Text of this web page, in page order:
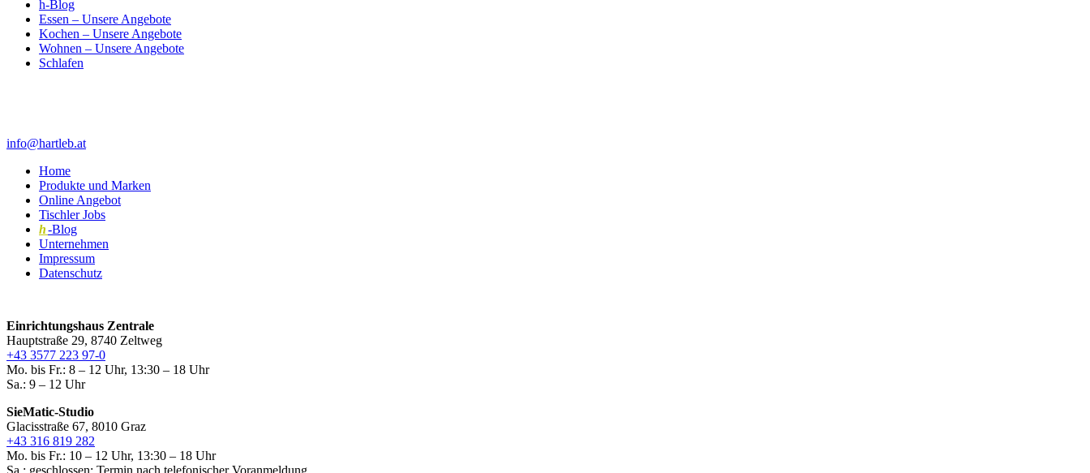
h-Blog
Essen – Unsere Angebote
Kochen – Unsere Angebote
Wohnen – Unsere Angebote
Schlafen
info@hartleb.at
Home
Produkte und Marken
Online Angebot
Tischler Jobs
h-Blog
Unternehmen
Impressum
Datenschutz
Einrichtungshaus Zentrale
Hauptstraße 29, 8740 Zeltweg
+43 3577 223 97-0
Mo. bis Fr.: 8 – 12 Uhr, 13:30 – 18 Uhr
Sa.: 9 – 12 Uhr
SieMatic-Studio
Glacisstraße 67, 8010 Graz
+43 316 819 282
Mo. bis Fr.: 10 – 12 Uhr, 13:30 – 18 Uhr
Sa.: geschlossen; Termin nach telefonischer Voranmeldung